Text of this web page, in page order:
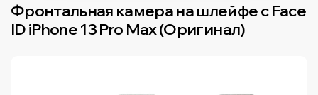
Фронтальная камера на шлейфе с Face
ID iPhone 13 Pro Max (Оригинал)